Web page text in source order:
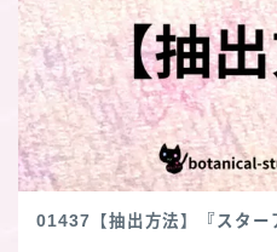
01437【抽出方法】『スター